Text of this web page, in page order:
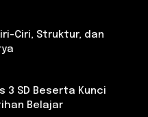
Ciri, Struktur, dan
3 SD Beserta Kunci
Belajar